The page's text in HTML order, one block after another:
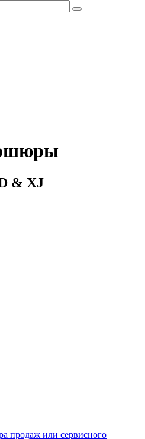
& XJ
продаж или сервисного